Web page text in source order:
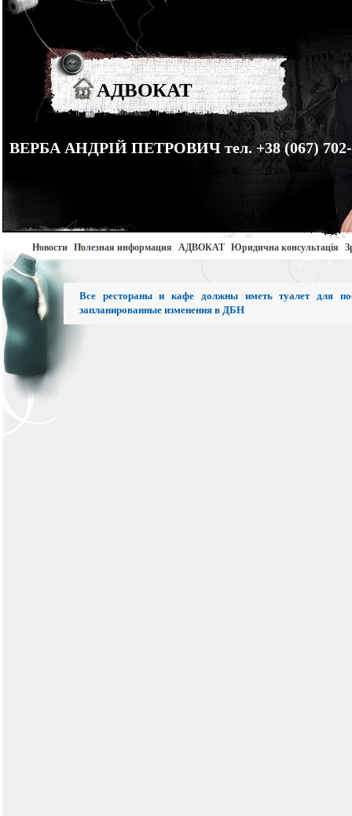
АДВОКАТ
ВЕРБА АНДРІЙ ПЕТРОВИЧ тел. +38 (067) 702-
Новости Полезная информация АДВОКАТ Юридична консультація
Все рестораны и кафе должны иметь туалет для
запланированные изменения в ДБН